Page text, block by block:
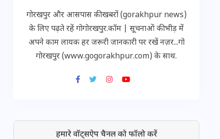
गोरखपुर और आसपास की खबरों (gorakhpur news)
के लिए पढ़ते रहें गोगोरखपुर.कॉम | सूचनाओं की भीड़ में
अपने काम लायक हर जरूरी जानकारी पर रखें नज़र...गो
गोरखपुर (www.gogorakhpur.com) के साथ.
हमारे वॉट्सऐप चैनल को फॉलो करें